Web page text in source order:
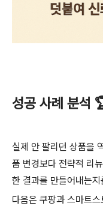
성공 사례 분석
실제 안 팔리던 상품을
품 변경보다 전략적 리
한 결과를 만들어내는
다음은 쿠팡과 스마트